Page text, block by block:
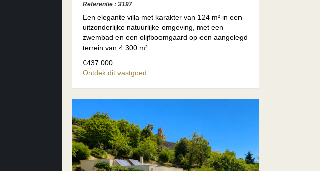
Referentie : 3197
Een elegante villa met karakter van 124 m² in een
uitzonderlijke natuurlijke omgeving, met een
zwembad en een olijfboomgaard op een aangelegd
terrein van 4 300 m².
€437 000
Ontdek dit vastgoed